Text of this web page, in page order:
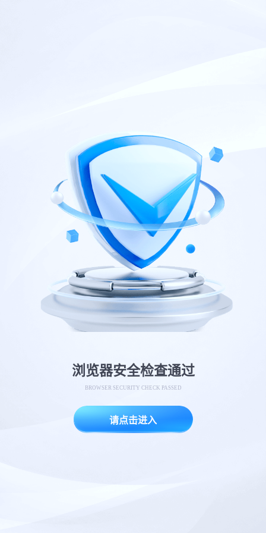
浏览器安全检查通过
BROWSER SECURITY CHECK PASSED
请点击进入